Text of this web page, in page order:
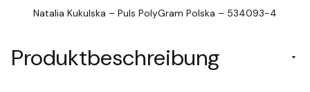
Natalia Kukulska – Puls PolyGram Polska – 534093-4
Produktbeschreibung